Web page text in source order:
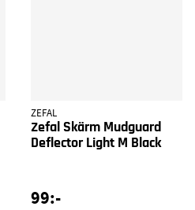
ZEFAL
Zefal Skärm Mudguard
Deflector Light M Black
99:-